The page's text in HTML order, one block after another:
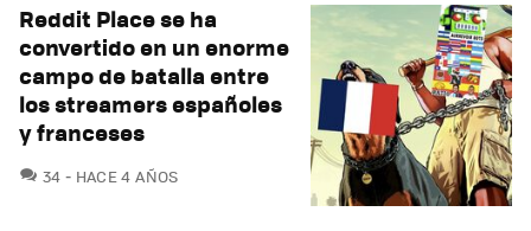
Reddit Place se ha
convertido en un enorme
campo de batalla entre
los streamers españoles
y franceses
34 COMENTARIOS
HACE 4 AÑOS